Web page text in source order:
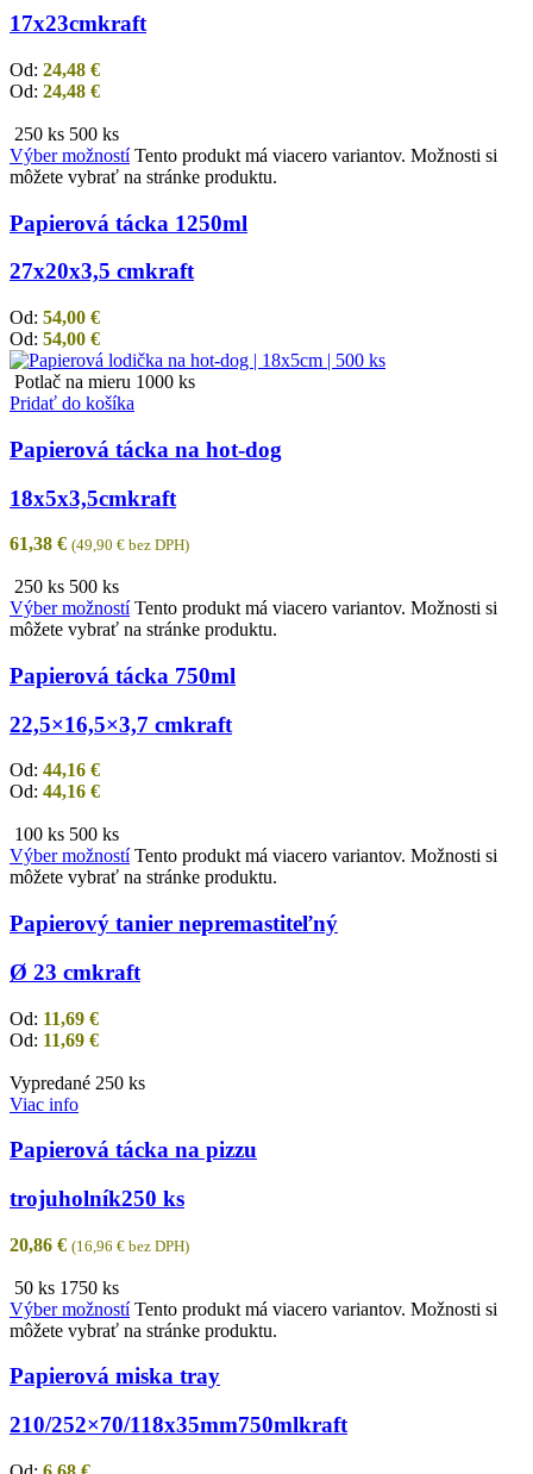
17x23cmkraft
Od: 24,48 €
Od: 24,48 €
250 ks 500 ks
Výber možností Tento produkt má viacero variantov. Možnosti si
môžete vybrať na stránke produktu.
Papierová tácka 1250ml
27x20x3,5 cmkraft
Od: 54,00 €
Od: 54,00 €
Potlač na mieru 1000 ks
Pridať do košíka
Papierová tácka na hot-dog
18x5x3,5cmkraft
61,38 € (49,90 € bez DPH)
250 ks 500 ks
Výber možností Tento produkt má viacero variantov. Možnosti si
môžete vybrať na stránke produktu.
Papierová tácka 750ml
22,5×16,5×3,7 cmkraft
Od: 44,16 €
Od: 44,16 €
100 ks 500 ks
Výber možností Tento produkt má viacero variantov. Možnosti si
môžete vybrať na stránke produktu.
Papierový tanier nepremastiteľný
Ø 23 cmkraft
Od: 11,69 €
Od: 11,69 €
Vypredané 250 ks
Viac info
Papierová tácka na pizzu
trojuholník250 ks
20,86 € (16,96 € bez DPH)
50 ks 1750 ks
Výber možností Tento produkt má viacero variantov. Možnosti si
môžete vybrať na stránke produktu.
Papierová miska tray
210/252×70/118x35mm750mlkraft